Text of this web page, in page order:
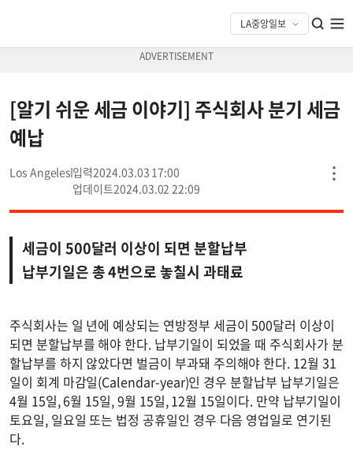
[알기 쉬운 세금 이야기] 주식회사 분기 세금
예납
Los Angeles
2024.03.03 17:00
2024.03.02 22:09
세금이 500달러 이상이 되면 분할납부
납부기일은 총 4번으로 놓칠시 과태료
주식회사는 일 년에 예상되는 연방정부 세금이 500달러 이상이
되면 분할납부를 해야 한다. 납부기일이 되었을 때 주식회사가 분
할납부를 하지 않았다면 벌금이 부과돼 주의해야 한다. 12월 31
일이 회계 마감일(Calendar-year)인 경우 분할납부 납부기일은
4월 15일, 6월 15일, 9월 15일, 12월 15일이다. 만약 납부기일이
토요일, 일요일 또는 법정 공휴일인 경우 다음 영업일로 연기된
다.